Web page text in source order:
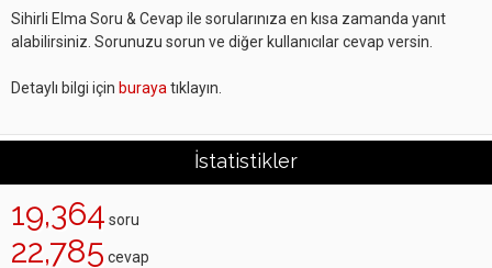
Sihirli Elma Soru & Cevap ile sorularınıza en kısa zamanda yanıt
alabilirsiniz. Sorunuzu sorun ve diğer kullanıcılar cevap versin.
Detaylı bilgi için buraya tıklayın.
İstatistikler
19,364 soru
22,785 cevap